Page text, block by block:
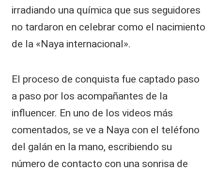
irradiando una química que sus seguidores
no tardaron en celebrar como el nacimiento
de la «Naya internacional».
El proceso de conquista fue captado paso
a paso por los acompañantes de la
influencer. En uno de los videos más
comentados, se ve a Naya con el teléfono
del galán en la mano, escribiendo su
número de contacto con una sonrisa de